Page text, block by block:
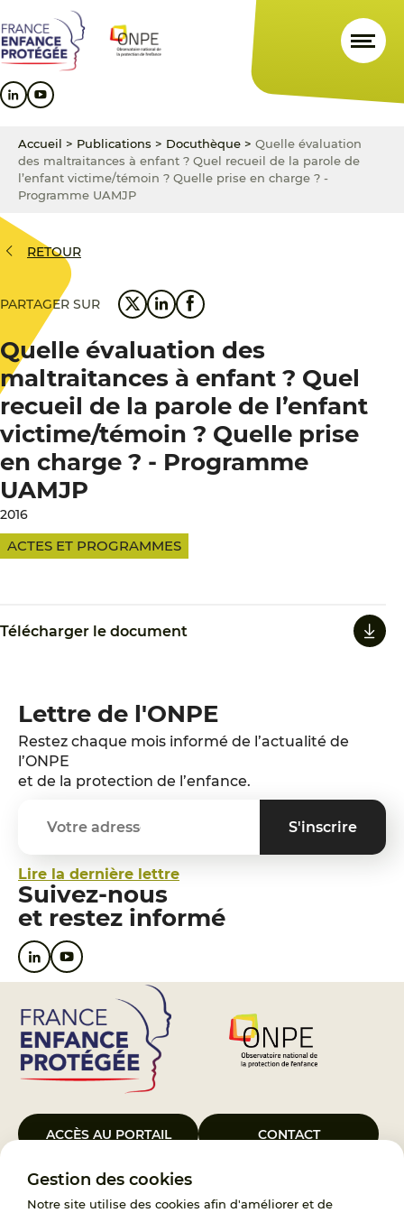
Gestion des cookies
Notre site utilise des cookies afin d'améliorer et de
au
contenu
principal
au
menu
principal
au
pied
de
Accueil > Publications > Docuthèque > Quelle évaluation
des maltraitances à enfant ? Quel recueil de la parole de
l’enfant victime/témoin ? Quelle prise en charge ? -
Programme UAMJP
RETOUR
PARTAGER SUR
Quelle évaluation des
maltraitances à enfant ? Quel
recueil de la parole de l’enfant
victime/témoin ? Quelle prise
en charge ? - Programme
UAMJP
2016
ACTES ET PROGRAMMES
Télécharger le document
Lettre de l'ONPE
Restez chaque mois informé de l’actualité de
l’ONPE
et de la protection de l’enfance.
Lire la dernière lettre
Suivez-nous
et restez informé
ACCÈS AU PORTAIL CONTACT
Le Groupement d’Intérêt Public France Enfance Protégée, créé le 5
janvier 2023, a pour objet d’assurer les missions de service public du